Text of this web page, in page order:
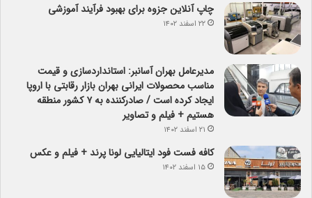
چاپ آنلاین جزوه برای بهبود فرآیند آموزشی
۲۲ اسفند ۱۴۰۲
مدیرعامل بهران آسانبر: استانداردسازی و قیمت
مناسب محصولات ایرانی بهران بازار رقابتی با اروپا
ایجاد کرده است / صادرکننده به ۷ کشور منطقه
هستیم + فیلم و تصاویر
۲۱ اسفند ۱۴۰۲
کافه فست فود ایتالیایی لونا پرند + فیلم و عکس
۱۵ اسفند ۱۴۰۲